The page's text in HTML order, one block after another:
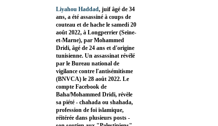
Liyahou Haddad, juif âgé de 34
ans, a été assassiné à coups de
couteau et de hache le samedi 20
août 2022, à Longperrier (Seine-
et-Marne), par Mohammed
Dridi, âgé de 24 ans et d'origine
tunisienne. Un assassinat révélé
par le Bureau national de
vigilance contre l'antisémitisme
(BNVCA) le 28 août 2022. Le
compte Facebook de
Baha/Mohammed Dridi, révèle
sa piété - chahada ou shahada,
profession de foi islamique,
réitérée dans plusieurs posts -